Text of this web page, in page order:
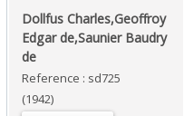
‎Dollfus Charles,Geoffroy
Edgar de,Saunier Baudry
de‎
Reference : sd725
(1942)